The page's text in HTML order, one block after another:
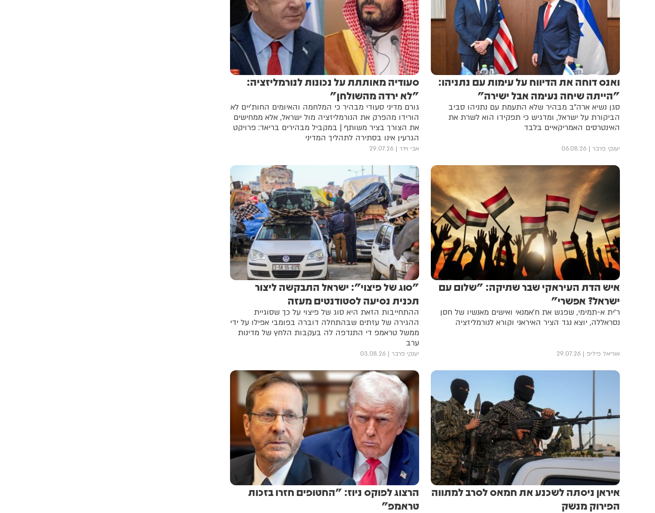
ואנס דוחה את הדיווח על עימות עם נתניהו:
"הייתה שיחה נעימה אבל ישירה"
סגן נשיא ארה"ב מבהיר שלא התעמת עם נתניהו סביב
הביקורת על ישראל, ומדגיש כי תפקידו הוא לשרת את
האינטרסים האמריקאיים בלבד
יענקי פרבר 06.08.26
סעודיה מאותתת על נכונות לנורמליזציה:
"לא ירדה מהשולחן"
גורם מדיני סעודי מבהיר כי המלחמה והאיומים החות'יים לא
הורידו מהפרק את הנורמליזציה מול ישראל, אלא ממחישים
את הצורך בציר משותף | במקביל מבהירים בריאד: פרויקט
הגרעין אינו בסתירה לתהליך המדיני
אבי וידר 29.07.26
איש הדת העיראקי שבר שתיקה: "שלום עם
ישראל? אפשרי"
ר'ית א-תמימי, שפגש את ח'אמנאי ואישים מאנשיו של חסן
נסראללה, יוצא נגד הציר האיראני וקורא לנורמליזציה
אוריאל פיליפ 29.07.26
"סוג של פיצוי": ישראל התבקשה ליצור
תכנית נסיעה לסטודנטים מעזה
ההתחייבות הזאת היא סוג של פיצוי על כך שסוגיית
ההגירה של עזתים שבהתחלה דוברה בפומבי אפילו על ידי
ממשל טראמפ די התנדפה לה בעקבות הלחץ של מדינות
ערב
יענקי פרבר 03.08.26
איראן ניסתה לשכנע את חמאס לסרב למתווה
הפירוק מנשק
הרצוג לפוקס ניוז: "החטופים חזרו בזכות
טראמפ"